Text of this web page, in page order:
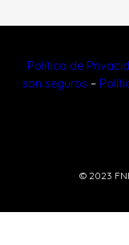
Política de
son seguros –
© 2023